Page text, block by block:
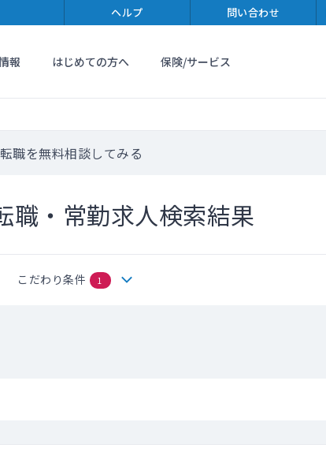
ヘルプ 問い合わせ
報 はじめての方へ 保険/サービス
職を無料相談してみる
職・常勤求人検索結果
こだわり条件 1